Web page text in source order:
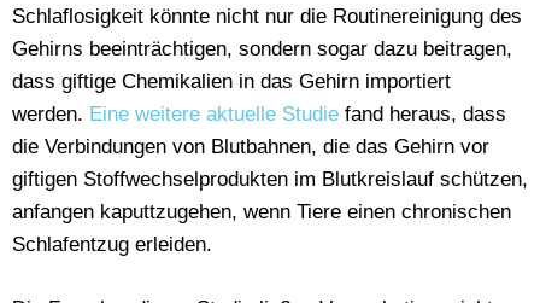
Schlaflosigkeit könnte nicht nur die Routinereinigung des
Gehirns beeinträchtigen, sondern sogar dazu beitragen,
dass giftige Chemikalien in das Gehirn importiert
werden. Eine weitere aktuelle Studie fand heraus, dass
die Verbindungen von Blutbahnen, die das Gehirn vor
giftigen Stoffwechselprodukten im Blutkreislauf schützen,
anfangen kaputtzugehen, wenn Tiere einen chronischen
Schlafentzug erleiden.